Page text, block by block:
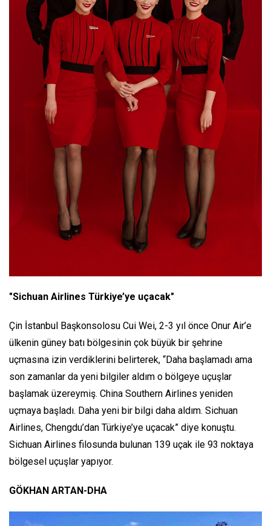
"Sichuan Airlines Türkiye’ye uçacak"
Çin İstanbul Başkonsolosu Cui Wei, 2-3 yıl önce Onur Air’e
ülkenin güney batı bölgesinin çok büyük bir şehrine
uçmasına izin verdiklerini belirterek, “Daha başlamadı ama
son zamanlar da yeni bilgiler aldım o bölgeye uçuşlar
başlamak üzereymiş. China Southern Airlines yeniden
uçmaya başladı. Daha yeni bir bilgi daha aldım. Sichuan
Airlines, Chengdu’dan Türkiye’ye uçacak” diye konuştu.
Sichuan Airlines filosunda bulunan 139 uçak ile 93 noktaya
bölgesel uçuşlar yapıyor.
GÖKHAN ARTAN-DHA